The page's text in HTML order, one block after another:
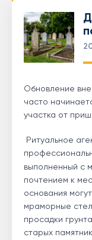
Обновление
часто
участка от
Ритуальное
выполненный с
почтением к
основания
мраморные
просадки
старых